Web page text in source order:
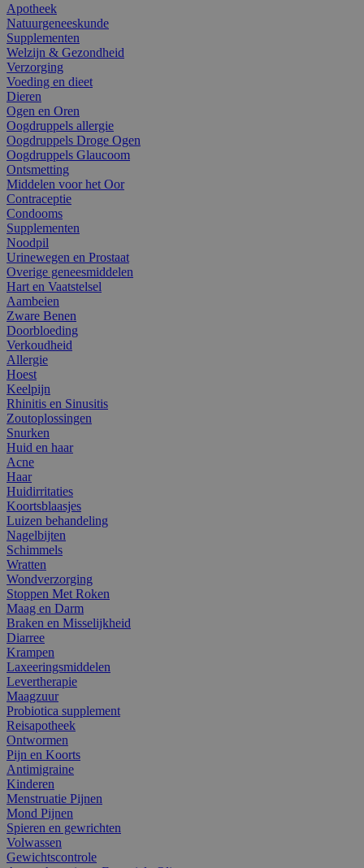
Apotheek
Natuurgeneeskunde
Supplementen
Welzijn & Gezondheid
Verzorging
Voeding en dieet
Dieren
Ogen en Oren
Oogdruppels allergie
Oogdruppels Droge Ogen
Oogdruppels Glaucoom
Ontsmetting
Middelen voor het Oor
Contraceptie
Condooms
Supplementen
Noodpil
Urinewegen en Prostaat
Overige geneesmiddelen
Hart en Vaatstelsel
Aambeien
Zware Benen
Doorbloeding
Verkoudheid
Allergie
Hoest
Keelpijn
Rhinitis en Sinusitis
Zoutoplossingen
Snurken
Huid en haar
Acne
Haar
Huidirritaties
Koortsblaasjes
Luizen behandeling
Nagelbijten
Schimmels
Wratten
Wondverzorging
Stoppen Met Roken
Maag en Darm
Braken en Misselijkheid
Diarree
Krampen
Laxeeringsmiddelen
Levertherapie
Maagzuur
Probiotica supplement
Reisapotheek
Ontwormen
Pijn en Koorts
Antimigraine
Kinderen
Menstruatie Pijnen
Mond Pijnen
Spieren en gewrichten
Volwassen
Gewichtscontrole